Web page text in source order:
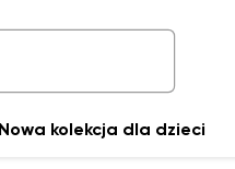
Nowa kolekcja dla dzieci